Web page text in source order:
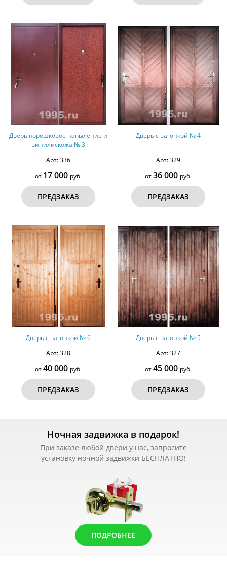
Дверь порошковое напыление и
винилискожа № 3
Арт: 336
от 17 000 руб.
ПРЕДЗАКАЗ
Дверь с вагонкой № 4
Арт: 329
от36 000 руб.
ПРЕДЗАКАЗ
Дверь с вагонкой № 6
Арт: 328
от40 000 руб.
ПРЕДЗАКАЗ
Дверь с вагонкой № 5
Арт: 327
от45 000 руб.
ПРЕДЗАКАЗ
Ночная задвижка в подарок!
При заказе любой двери у нас, запросите
установку ночной задвижки БЕСПЛАТНО!
ПОДРОБНЕЕ